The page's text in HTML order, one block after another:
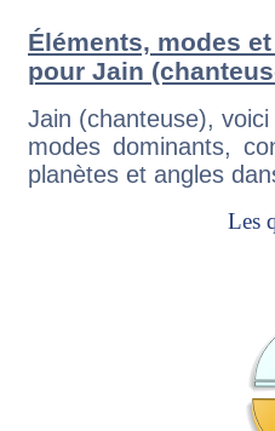
Éléments, modes
pour Jain
Jain (chanteuse),
modes dominants,
planètes et angles